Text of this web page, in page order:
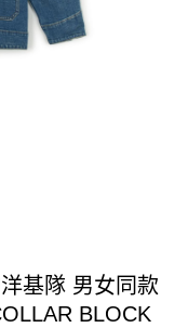
基隊 男女同款
BLOCK